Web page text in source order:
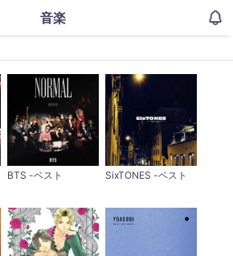
音楽
BTS -ベスト SixTONES -ベスト